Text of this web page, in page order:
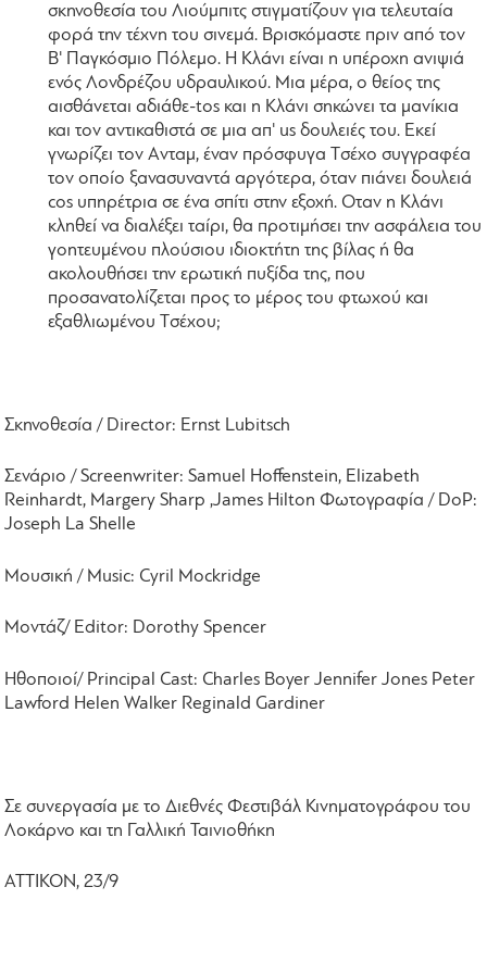
σκηνοθεσία του Λιούμπιτς στιγματίζουν για τελευταία
φορά την τέχνη του σινεμά. Bρισκόμαστε πριν από τον
B' Παγκόσμιο Πόλεμο. H Kλάνι είναι η υπέροχη ανιψιά
ενός Λονδρέζου υδραυλικού. Mια μέρα, ο θείος της
αισθάνεται αδιάθε-tos και η Kλάνι σηκώνει τα μανίκια
και τον αντικαθιστά σε μια απ' us δουλειές του. Eκεί
γνωρίζει τον Aνταμ, έναν πρόσφυγα Tσέχο συγγραφέα
τον οποίο ξανασυναντά αργότερα, όταν πιάνει δουλειά
cos υπηρέτρια σε ένα σπίτι στην εξοχή. Oταν η Kλάνι
κληθεί να διαλέξει ταίρι, θα προτιμήσει την ασφάλεια του
γοητευμένου πλούσιου ιδιοκτήτη της βίλας ή θα
ακολουθήσει την ερωτική πυξίδα της, που
προσανατολίζεται προς το μέρος του φτωχού και
εξαθλιωμένου Tσέχου;
Σκηνοθεσία / Director: Ernst Lubitsch
Σενάριο / Screenwriter: Samuel Hoffenstein, Elizabeth
Reinhardt, Margery Sharp ,James Hilton Φωτογραφία / DoP:
Joseph La Shelle
Μουσική / Music: Cyril Mockridge
Μοντάζ/ Editor: Dorothy Spencer
Ηθοποιοί/ Principal Cast: Charles Boyer Jennifer Jones Peter
Lawford Helen Walker Reginald Gardiner
Σε συνεργασία με το Διεθνές Φεστιβάλ Κινηματογράφου του
Λοκάρνο και τη Γαλλική Ταινιοθήκη
ΑΤΤΙΚΟΝ, 23/9